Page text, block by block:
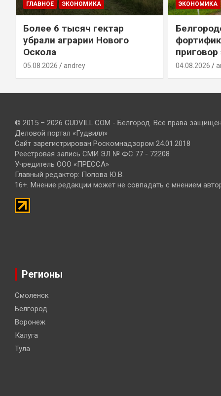
ГЛАВНОЕ ЭКОНОМИКА
Более 6 тысяч гектар
убрали аграрии Нового
Оскола
05.08.2026 andrey
ЭКОНОМИКА
04.08.2026
© 2015 – 2026 GUDVILL.COM - Белгород. Все права
Деловой портал «Гудвилл»
Сайт зарегистрирован Роскомнадзором 24.01.2018
Реестровая запись СМИ ЭЛ № ФС 77 - 72208
Учредитель ООО «ПРЕССА»
Главный редактор: Попова Ю.В.
16+. Мнение редакции может не совпадать с мнением
Регионы
Смоленск
Белгород
Воронеж
Калуга
Тула